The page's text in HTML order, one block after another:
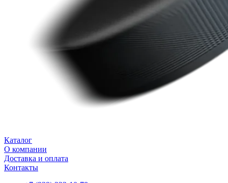
Каталог
О компании
Доставка и оплата
Контакты